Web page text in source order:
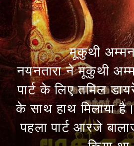
मूकुथी
नयनतारा ने मूकुथी
पार्ट के लिए तमिल
के साथ हाथ मिलाया
पहला पार्ट आरजे